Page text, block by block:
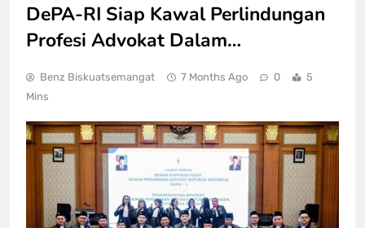
DePA-RI Siap Kawal Perlindungan
Profesi Advokat Dalam…
Benz Biskuatsemangat 7 Months Ago 0
5
Mins